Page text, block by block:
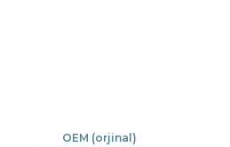
OEM (orjinal)